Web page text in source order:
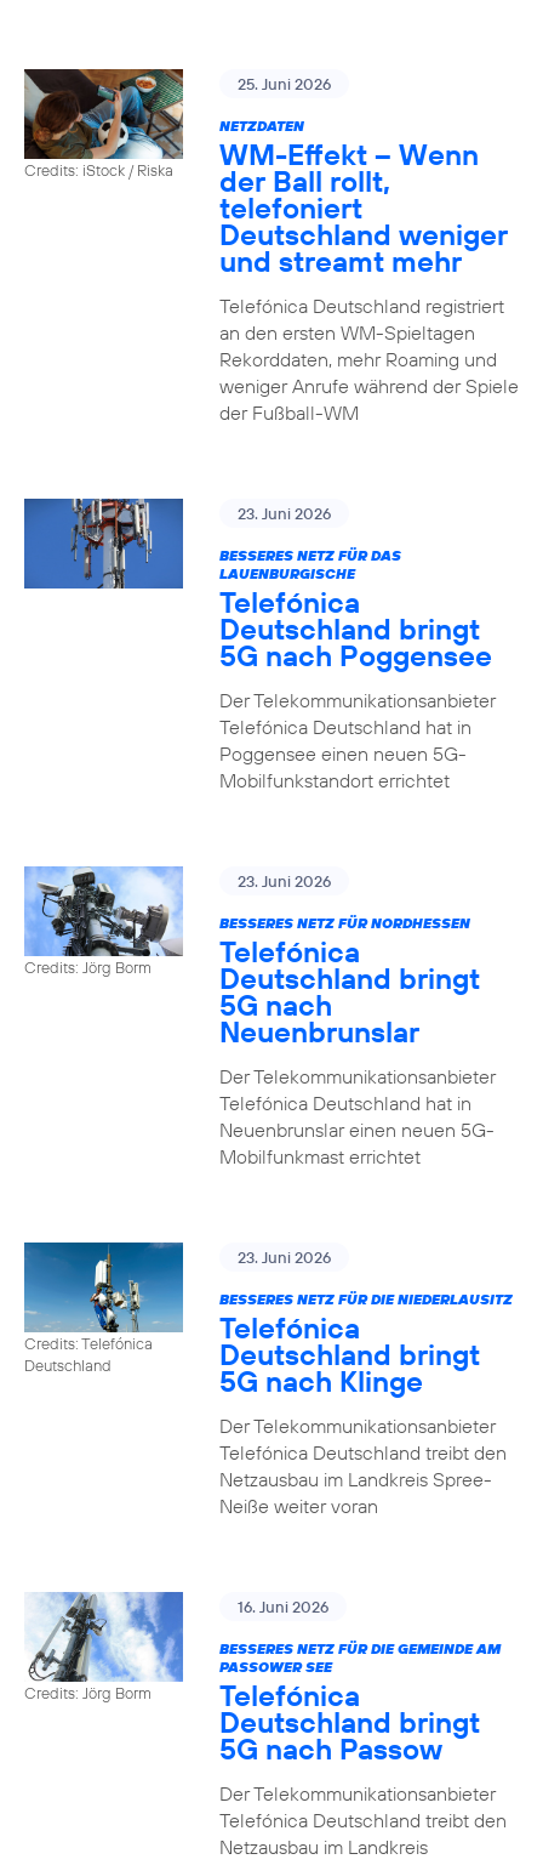
Credits: iStock / Riska
25. Juni 2026
NETZDATEN
WM-Effekt – Wenn
der Ball rollt,
telefoniert
Deutschland weniger
und streamt mehr
Telefónica Deutschland registriert
an den ersten WM-Spieltagen
Rekorddaten, mehr Roaming und
weniger Anrufe während der Spiele
der Fußball-WM
23. Juni 2026
BESSERES NETZ FÜR DAS
LAUENBURGISCHE
Telefónica
Deutschland bringt
5G nach Poggensee
Der Telekommunikationsanbieter
Telefónica Deutschland hat in
Poggensee einen neuen 5G-
Mobilfunkstandort errichtet
Credits: Jörg Borm
23. Juni 2026
BESSERES NETZ FÜR NORDHESSEN
Telefónica
Deutschland bringt
5G nach
Neuenbrunslar
Der Telekommunikationsanbieter
Telefónica Deutschland hat in
Neuenbrunslar einen neuen 5G-
Mobilfunkmast errichtet
Credits: Telefónica
Deutschland
23. Juni 2026
BESSERES NETZ FÜR DIE NIEDERLAUSITZ
Telefónica
Deutschland bringt
5G nach Klinge
Der Telekommunikationsanbieter
Telefónica Deutschland treibt den
Netzausbau im Landkreis Spree-
Neiße weiter voran
Credits: Jörg Borm
16. Juni 2026
BESSERES NETZ FÜR DIE GEMEINDE AM
PASSOWER SEE
Telefónica
Deutschland bringt
5G nach Passow
Der Telekommunikationsanbieter
Telefónica Deutschland treibt den
Netzausbau im Landkreis